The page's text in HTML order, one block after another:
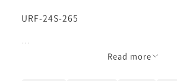
URF-24S-265
お顔立ちを上に引き上げてスッキリ見
Read more